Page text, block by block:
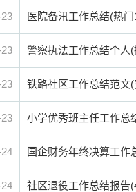
医院备汛工作总结(热
警察执法工作总结个人
铁路社区工作总结范文
小学优秀班主任工作总
国企财务年终决算工作
社区退役工作总结报告